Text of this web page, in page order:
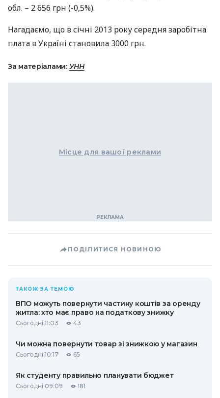
обл. – 2 656 грн (-0,5%).
Нагадаємо, що в січні 2013 року середня заробітна
плата в Україні становила 3000 грн.
За матеріалами: УНН
Місце для вашої реклами
ПОДІЛИТИСЯ НОВИНОЮ
ТАКОЖ ЗА ТЕМОЮ
ВПО можуть повернути частину коштів за оренду
житла: хто має право на податкову знижку
Сьогодні 11:03 43
Чи можна повернути товар зі знижкою у магазин
Сьогодні 10:17 65
Як студенту правильно планувати бюджет
Сьогодні 09:09 181